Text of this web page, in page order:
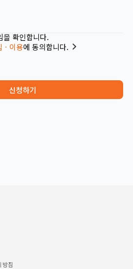
을 확인합니다.
ㆍ이용에 동의합니다.
신청하기
방침